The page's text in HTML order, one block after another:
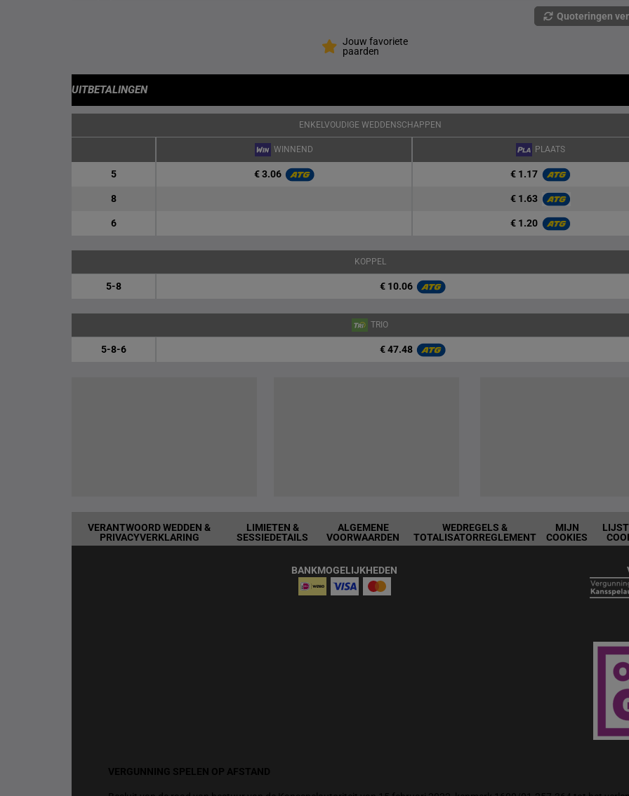
Quoteringen
Jouw favoriete
paarden
UITBETALINGEN
ENKELVOUDIGE WEDDENSCHAPPEN
WINNEND PLAATS
5 € 3.06 € 1.17
8 € 1.63
6 € 1.20
KOPPEL
5-8 € 10.06
TRIO
5-8-6 € 47.48
VERANTWOORD WEDDEN &
PRIVACYVERKLARING
LIMIETEN &
SESSIEDETAILS
ALGEMENE
VOORWAARDEN
WEDREGELS &
TOTALISATORREGLEMENT
MIJN
COOKIES
BANKMOGELIJKHEDEN
VERGUNNING SPELEN OP AFSTAND